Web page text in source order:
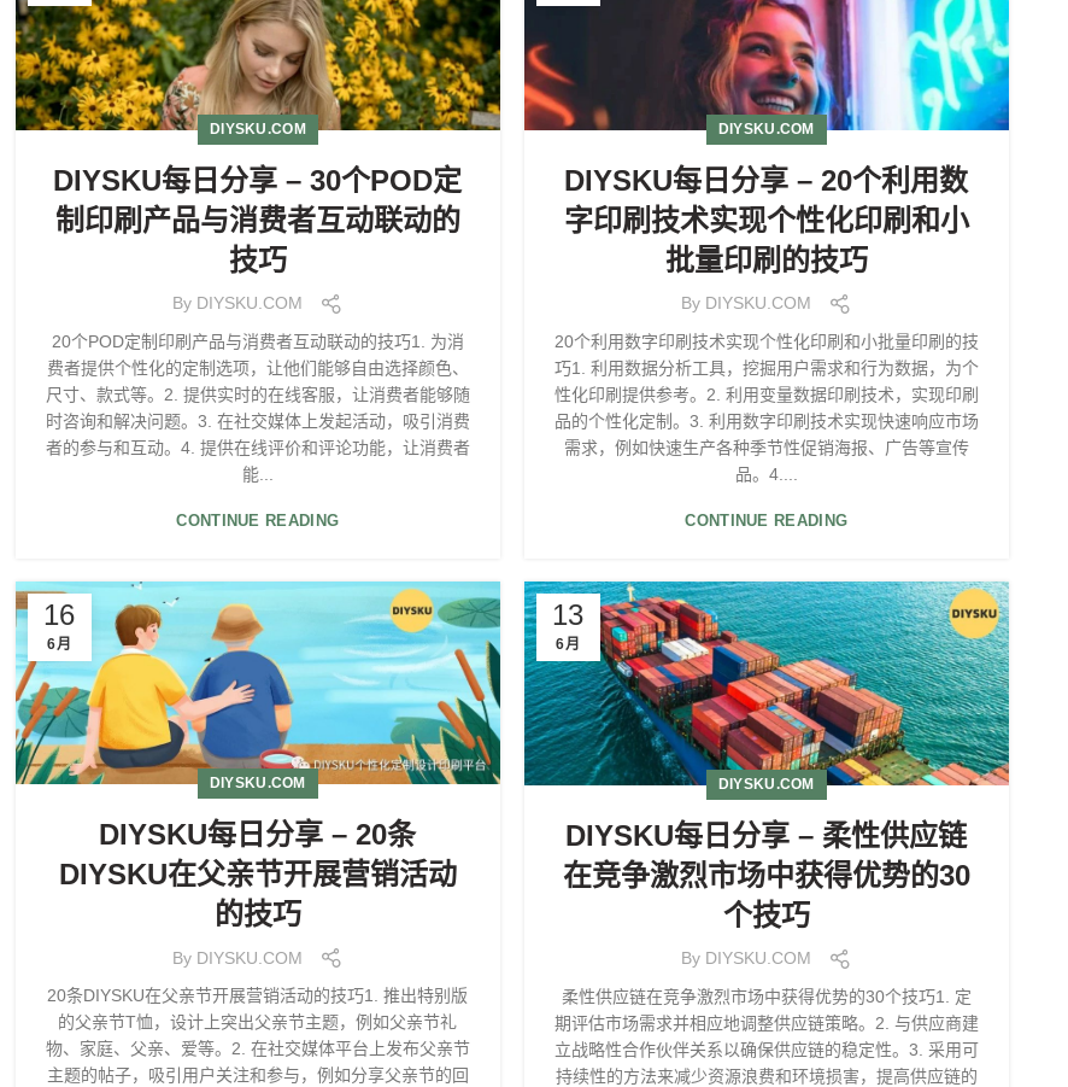
DIYSKU.COM
DIYSKU每日分享 – 30个POD定
制印刷产品与消费者互动联动的
技巧
By DIYSKU.COM
20个POD定制印刷产品与消费者互动联动的技巧1. 为消
费者提供个性化的定制选项，让他们能够自由选择颜色、
尺寸、款式等。2. 提供实时的在线客服，让消费者能够随
时咨询和解决问题。3. 在社交媒体上发起活动，吸引消费
者的参与和互动。4. 提供在线评价和评论功能，让消费者
能...
CONTINUE READING
DIYSKU.COM
DIYSKU每日分享 – 20个利用数
字印刷技术实现个性化印刷和小
批量印刷的技巧
By DIYSKU.COM
20个利用数字印刷技术实现个性化印刷和小批量印刷的技
巧1. 利用数据分析工具，挖掘用户需求和行为数据，为个
性化印刷提供参考。2. 利用变量数据印刷技术，实现印刷
品的个性化定制。3. 利用数字印刷技术实现快速响应市场
需求，例如快速生产各种季节性促销海报、广告等宣传
品。4....
CONTINUE READING
16
6月
DIYSKU.COM
DIYSKU每日分享 – 20条
DIYSKU在父亲节开展营销活动
的技巧
By DIYSKU.COM
20条DIYSKU在父亲节开展营销活动的技巧1. 推出特别版
的父亲节T恤，设计上突出父亲节主题，例如父亲节礼
物、家庭、父亲、爱等。2. 在社交媒体平台上发布父亲节
主题的帖子，吸引用户关注和参与，例如分享父亲节的回
13
6月
DIYSKU.COM
DIYSKU每日分享 – 柔性供应链
在竞争激烈市场中获得优势的30
个技巧
By DIYSKU.COM
柔性供应链在竞争激烈市场中获得优势的30个技巧1. 定
期评估市场需求并相应地调整供应链策略。2. 与供应商建
立战略性合作伙伴关系以确保供应链的稳定性。3. 采用可
持续性的方法来减少资源浪费和环境损害，提高供应链的